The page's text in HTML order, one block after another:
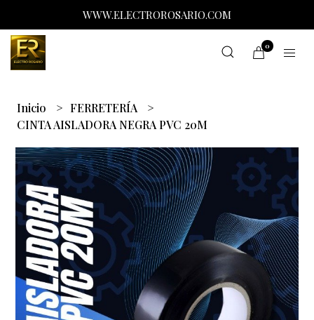
WWW.ELECTROROSARIO.COM
0
Inicio
FERRETERÍA
CINTA AISLADORA NEGRA PVC 20M